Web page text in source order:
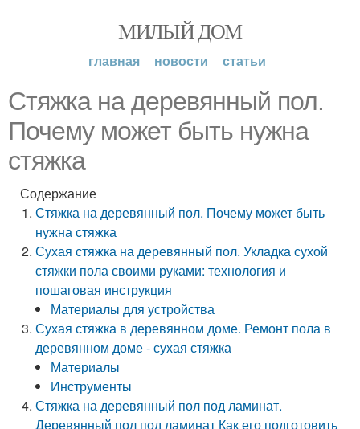
МИЛЫЙ ДОМ
главная новости статьи
Стяжка на деревянный пол.
Почему может быть нужна
стяжка
Содержание
Стяжка на деревянный пол. Почему может быть
нужна стяжка
Сухая стяжка на деревянный пол. Укладка сухой
стяжки пола своими руками: технология и
пошаговая инструкция
Материалы для устройства
Сухая стяжка в деревянном доме. Ремонт пола в
деревянном доме - сухая стяжка
Материалы
Инструменты
Стяжка на деревянный пол под ламинат.
Деревянный пол под ламинат Как его подготовить